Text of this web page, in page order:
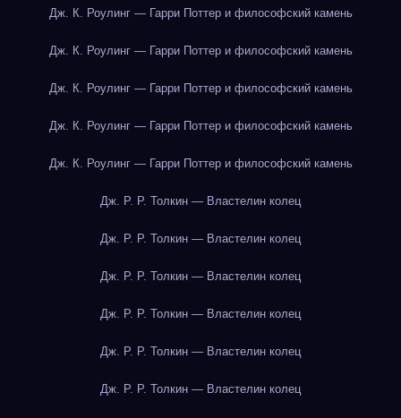
Дж. К. Роулинг — Гарри Поттер и философский камень
Дж. К. Роулинг — Гарри Поттер и философский камень
Дж. К. Роулинг — Гарри Поттер и философский камень
Дж. К. Роулинг — Гарри Поттер и философский камень
Дж. К. Роулинг — Гарри Поттер и философский камень
Дж. Р. Р. Толкин — Властелин колец
Дж. Р. Р. Толкин — Властелин колец
Дж. Р. Р. Толкин — Властелин колец
Дж. Р. Р. Толкин — Властелин колец
Дж. Р. Р. Толкин — Властелин колец
Дж. Р. Р. Толкин — Властелин колец